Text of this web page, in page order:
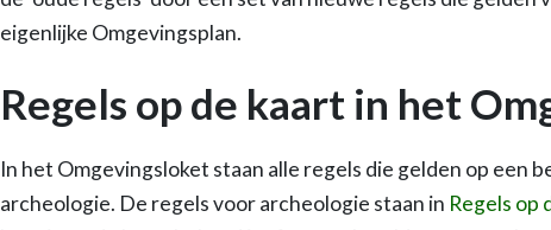
eigenlijke Omgevingsplan.
Regels op de kaart in het
In het Omgevingsloket staan alle regels die gelden op een
archeologie. De regels voor archeologie staan in Regels op